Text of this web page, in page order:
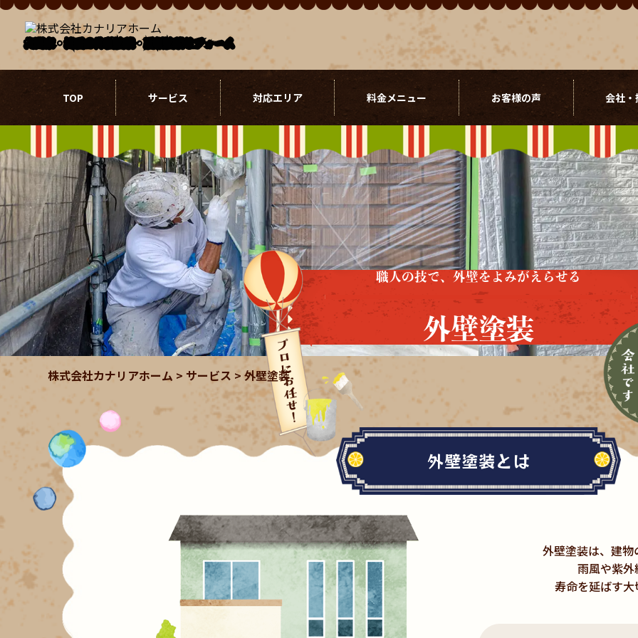
北関東・埼玉の外壁塗装・屋根塗装リフォーム
TOP サービス 対応エリア 料金メニュー お客様の声 会社
職人の技で、外壁をよみがえらせる
外壁塗装
株式会社カナリアホーム > サービス >外壁塗装
外壁塗装とは
外壁塗装は、建
雨風や紫
寿命を延ばす